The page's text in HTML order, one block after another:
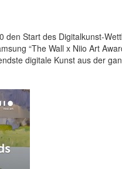
Start des Digitalkunst-
“The Wall x Niio Art
digitale Kunst aus der